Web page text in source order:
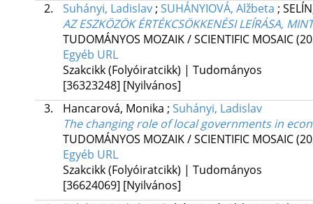
2.
Suhányi, Ladislav; SUHÁNYIOVÁ, Alžbeta ;
AZ ESZKÖZÖK ÉRTÉKCSÖKKENÉSI LEÍRÁSA,
TUDOMÁNYOS MOZAIK / SCIENTIFIC MOSAIC
Egyéb URL
Szakcikk (Folyóiratcikk) | Tudományos
[36323248] [Nyilvános]
3.
Hancarová, Monika ; Suhányi, Ladislav
The changing role of local governments in
TUDOMÁNYOS MOZAIK / SCIENTIFIC MOSAIC
Egyéb URL
Szakcikk (Folyóiratcikk) | Tudományos
[36624069] [Nyilvános]